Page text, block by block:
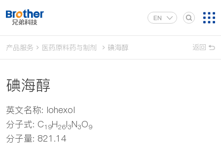
EN
产品服务 医药原料药与制剂 碘海醇 返回
碘海醇
英文名称: Iohexol
分子式: C19H26I3N3O9
分子量: 821.14